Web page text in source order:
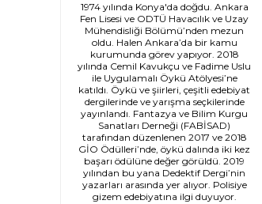
1974 yılında Konya'da doğdu. Ankara
Fen Lisesi ve ODTÜ Havacılık ve Uzay
Mühendisliği Bölümü’nden mezun
oldu. Halen Ankara’da bir kamu
kurumunda görev yapıyor. 2018
yılında Cemil Kavukçu ve Fadime Uslu
ile Uygulamalı Öykü Atölyesi’ne
katıldı. Öykü ve şiirleri, çeşitli edebiyat
dergilerinde ve yarışma seçkilerinde
yayınlandı. Fantazya ve Bilim Kurgu
Sanatları Derneği (FABİSAD)
tarafından düzenlenen 2017 ve 2018
GİO Ödülleri’nde, öykü dalında iki kez
başarı ödülüne değer görüldü. 2019
yılından bu yana Dedektif Dergi’nin
yazarları arasında yer alıyor. Polisiye
gizem edebiyatına ilgi duyuyor.